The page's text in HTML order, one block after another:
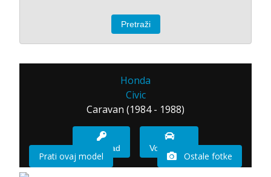
Honda
Civic
Caravan (1984 - 1988)
Imam sad Vozio sam
Prati ovaj model Ostale fotke